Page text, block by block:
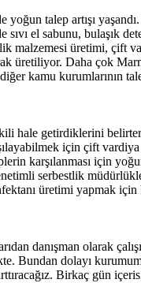
talep artışı
el sabunu, bulaşık
üretimi, çift
üretiliyor. Daha çok
kamu kurumlarının
hale getirdiklerini
için çift
karşılanması için
serbestlik
üretimi yapmak
danışman olarak
Bundan dolayı
Birkaç gün